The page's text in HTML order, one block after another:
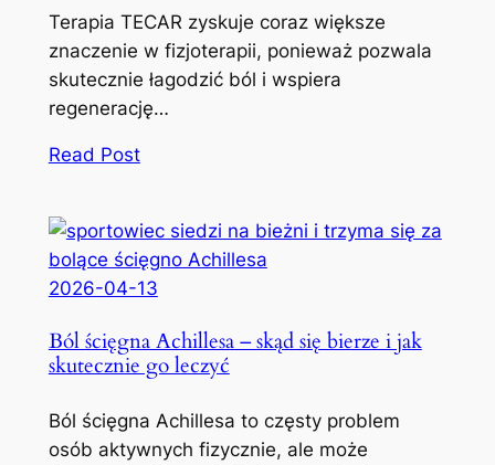
Terapia TECAR zyskuje coraz większe
znaczenie w fizjoterapii, ponieważ pozwala
skutecznie łagodzić ból i wspiera
regenerację…
Read Post
2026-04-13
Ból ścięgna Achillesa – skąd się bierze i jak
skutecznie go leczyć
Ból ścięgna Achillesa to częsty problem
osób aktywnych fizycznie, ale może